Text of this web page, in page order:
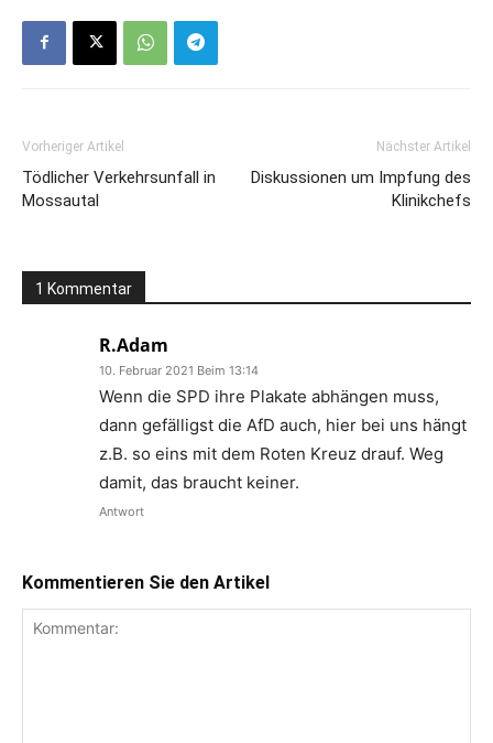
Vorheriger Artikel
Tödlicher Verkehrsunfall in
Mossautal
Nächster Artikel
Diskussionen um Impfung des
Klinikchefs
1 Kommentar
R.Adam
10. Februar 2021 Beim 13:14
Wenn die SPD ihre Plakate abhängen muss,
dann gefälligst die AfD auch, hier bei uns hängt
z.B. so eins mit dem Roten Kreuz drauf. Weg
damit, das braucht keiner.
Antwort
Kommentieren Sie den Artikel